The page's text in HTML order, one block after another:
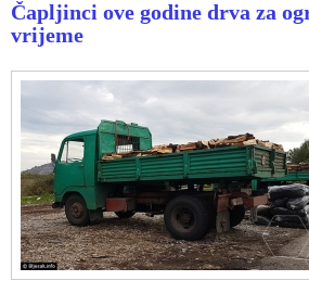
Čapljinci ove godine drva za
vrijeme